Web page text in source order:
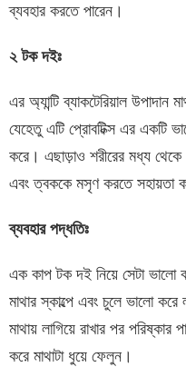
ব্যবহার করতে পারেন।
২ টক দইঃ
এর অ্যান্টি ব্যাকটেরিয়াল উপাদান
যেহেতু এটি প্রোবটিক্স এর একটি
করে। এছাড়াও শরীরের মধ্য থেকে
এবং ত্বককে মসৃণ করতে সহায়তা
ব্যবহার পদ্ধতিঃ
এক কাপ টক দই নিয়ে সেটা ভালো
মাথার স্কাল্পে এবং চুলে ভালো করে
মাথায় লাগিয়ে রাখার পর পরিষ্কার
করে মাথাটা ধুয়ে ফেলুন।